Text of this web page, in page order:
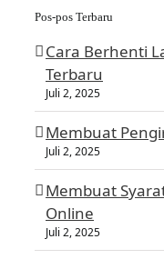
Pos-pos Terbaru
Cara Berhenti
Terbaru
Juli 2, 2025
Membuat
Juli 2, 2025
Membuat
Online
Juli 2, 2025